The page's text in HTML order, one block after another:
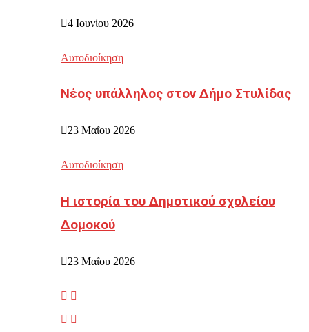
4 Ιουνίου 2026
Αυτοδιοίκηση
Νέος υπάλληλος στον Δήμο Στυλίδας
23 Μαΐου 2026
Αυτοδιοίκηση
Η ιστορία του Δημοτικού σχολείου
Δομοκού
23 Μαΐου 2026